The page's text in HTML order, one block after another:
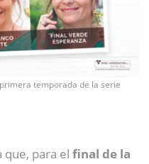
temporada de la serie
que, para el final de la